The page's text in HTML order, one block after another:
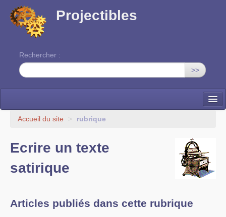
Projectibles
Rechercher :
>>
La ruche
Accueil du site > rubrique
Ecrire un texte
satirique
Articles publiés dans cette rubrique